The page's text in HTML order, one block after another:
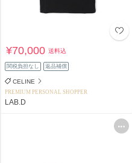
¥70,000送料込
関税負担なし 返品補償
CELINE
PREMIUM PERSONAL SHOPPER
LAB.D